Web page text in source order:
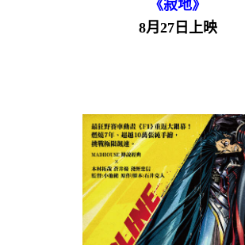
《寂地》
8月27日上映